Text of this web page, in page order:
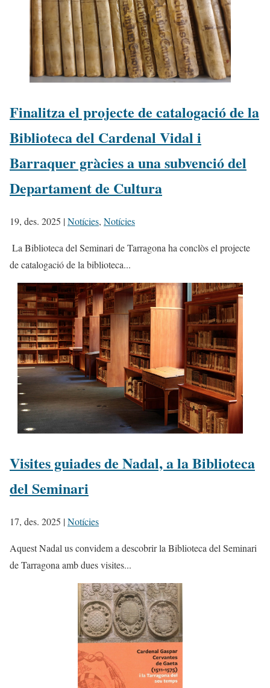
Finalitza el projecte de catalogació de la
Biblioteca del Cardenal Vidal i
Barraquer gràcies a una subvenció del
Departament de Cultura
19, des. 2025 |Notícies, Notícies
​ La Biblioteca del Seminari de Tarragona ha conclòs el projecte
de catalogació de la biblioteca...
Visites guiades de Nadal, a la Biblioteca
del Seminari
17, des. 2025 |Notícies
Aquest Nadal us convidem a descobrir la Biblioteca del Seminari
de Tarragona amb dues visites...